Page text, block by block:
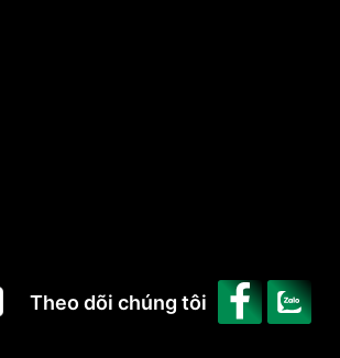
Theo dõi chúng tôi